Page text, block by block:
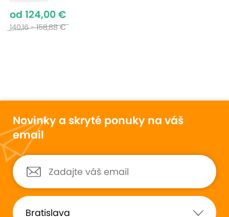
od 124,00 €
140,16 - 158,88 €
Novinky a skryté ponuky na váš
email